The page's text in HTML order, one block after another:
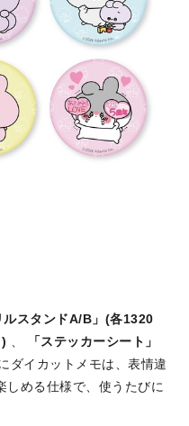
ルスタンドA/B」(各1320
、
「ステッカーシート」
ダイカットメモは、表情違
しめる仕様で、使うたびに